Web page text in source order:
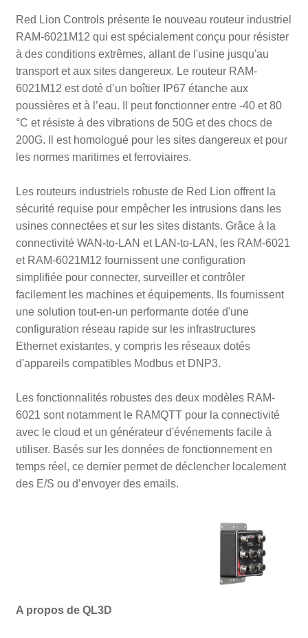
Red Lion Controls présente le nouveau routeur industriel
RAM-6021M12 qui est spécialement conçu pour résister
à des conditions extrêmes, allant de l'usine jusqu'au
transport et aux sites dangereux. Le routeur RAM-
6021M12 est doté d’un boîtier IP67 étanche aux
poussières et à l’eau. Il peut fonctionner entre -40 et 80
°C et résiste à des vibrations de 50G et des chocs de
200G. Il est homologué pour les sites dangereux et pour
les normes maritimes et ferroviaires.
Les routeurs industriels robuste de Red Lion offrent la
sécurité requise pour empêcher les intrusions dans les
usines connectées et sur les sites distants. Grâce à la
connectivité WAN-to-LAN et LAN-to-LAN, les RAM-6021
et RAM-6021M12 fournissent une configuration
simplifiée pour connecter, surveiller et contrôler
facilement les machines et équipements. Ils fournissent
une solution tout-en-un performante dotée d'une
configuration réseau rapide sur les infrastructures
Ethernet existantes, y compris les réseaux dotés
d'appareils compatibles Modbus et DNP3.
Les fonctionnalités robustes des deux modèles RAM-
6021 sont notamment le RAMQTT pour la connectivité
avec le cloud et un générateur d'événements facile à
utiliser. Basés sur les données de fonctionnement en
temps réel, ce dernier permet de déclencher localement
des E/S ou d’envoyer des emails.
A propos de QL3D